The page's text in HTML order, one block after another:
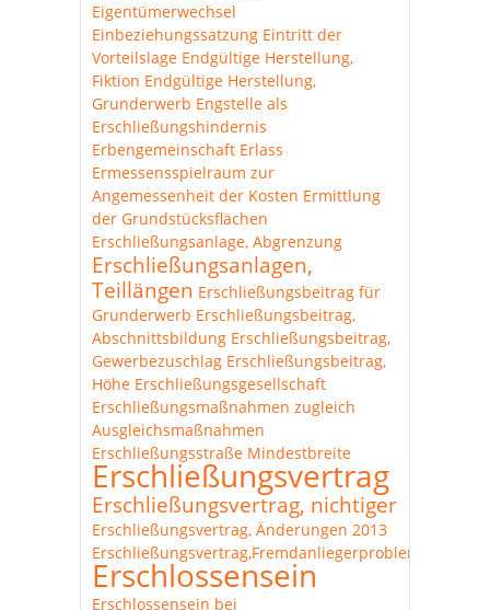
Eigentümerwechsel
Einbeziehungssatzung Eintritt der
Vorteilslage Endgültige Herstellung,
Fiktion Endgültige Herstellung,
Grunderwerb Engstelle als
Erschließungshindernis
Erbengemeinschaft Erlass
Ermessensspielraum zur
Angemessenheit der Kosten Ermittlung
der Grundstücksflächen
Erschließungsanlage, Abgrenzung
Erschließungsanlagen,
Teillängen Erschließungsbeitrag für
Grunderwerb Erschließungsbeitrag,
Abschnittsbildung Erschließungsbeitrag,
Gewerbezuschlag Erschließungsbeitrag,
Höhe Erschließungsgesellschaft
Erschließungsmaßnahmen zugleich
Ausgleichsmaßnahmen
Erschließungsstraße Mindestbreite
Erschließungsvertrag
Erschließungsvertrag, nichtiger
Erschließungsvertrag, Änderungen 2013
Erschließungsvertrag,Fremdanliegerproblematik
Erschlossensein
Erschlossensein bei